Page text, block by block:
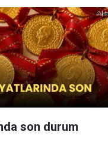
son durum